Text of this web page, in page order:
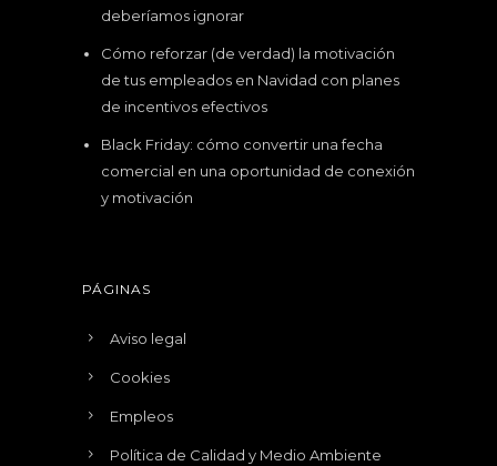
deberíamos ignorar
Cómo reforzar (de verdad) la motivación
de tus empleados en Navidad con planes
de incentivos efectivos
Black Friday: cómo convertir una fecha
comercial en una oportunidad de conexión
y motivación
PÁGINAS
Aviso legal
Cookies
Empleos
Política de Calidad y Medio Ambiente